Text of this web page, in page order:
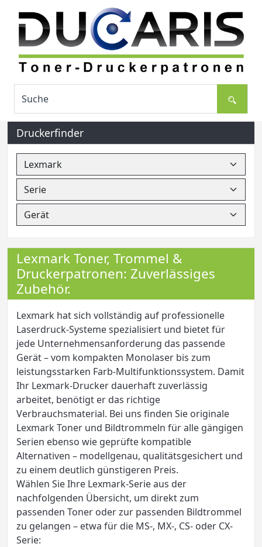
Druckerfinder
Lexmark Toner, Trommel &
Druckerpatronen: Zuverlässiges
Zubehör.
Lexmark hat sich vollständig auf professionelle
Laserdruck-Systeme spezialisiert und bietet für
jede Unternehmensanforderung das passende
Gerät – vom kompakten Monolaser bis zum
leistungsstarken Farb-Multifunktionssystem. Damit
Ihr Lexmark-Drucker dauerhaft zuverlässig
arbeitet, benötigt er das richtige
Verbrauchsmaterial. Bei uns finden Sie originale
Lexmark Toner und Bildtrommeln für alle gängigen
Serien ebenso wie geprüfte kompatible
Alternativen – modellgenau, qualitätsgesichert und
zu einem deutlich günstigeren Preis.
Wählen Sie Ihre Lexmark-Serie aus der
nachfolgenden Übersicht, um direkt zum
passenden Toner oder zur passenden Bildtrommel
zu gelangen – etwa für die MS-, MX-, CS- oder CX-
Serie: